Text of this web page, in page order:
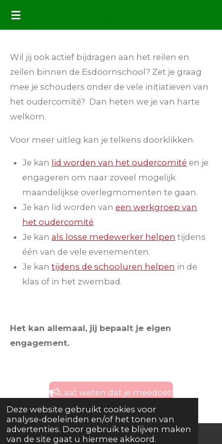
Deze website gebruikt cookies voor
analyse-doeleinden en/of het tonen van
advertenties. Door gebruik te blijven maken
van de site gaat u hiermee akkoord.
Ga
de
hoofdinhoud
Wil jij ook actief bijdragen aan het reilen en
zeilen binnen de Esdoornschool? Zet je graag
mee je schouders onder de vele initiatieven van
het oudercomité? Dan heten we je van harte
welkom.
Voor meer uitleg kan je telkens doorklikken.
Je kan lid worden van het oudercomité en je
engageren om naar zoveel mogelijk
maandelijkse overlegmomenten te gaan.
Je kan lid worden van een werkgroep van
het oudercomité.
Je kan als losse medewerker helpen tijdens
één van de vele evenementen.
Je kan tijdens de schooluren helpen in de
klas of in het zwembad.
Het kan allemaal, jij bepaalt je eigen
engagement.
Laat weten dat je meedoet!